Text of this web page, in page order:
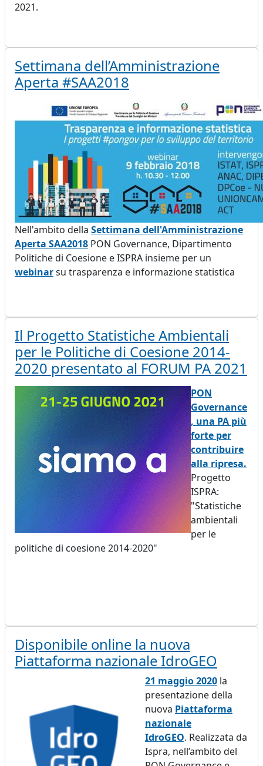
2021.
Settimana dell’Amministrazione
Aperta #SAA2018
Nell'ambito della Settimana dell'Amministrazione
Aperta SAA2018 PON Governance, Dipartimento
Politiche di Coesione e ISPRA insieme per un
webinarsu trasparenza e informazione statistica
Il Progetto Statistiche Ambientali
per le Politiche di Coesione 2014-
2020 presentato al FORUM PA 2021
PON
Governance
, una PA più
forte per
contribuire
alla ripresa.
Progetto
ISPRA:
"Statistiche
ambientali
per le
politiche di coesione 2014-2020"
Disponibile online la nuova
Piattaforma nazionale IdroGEO
21 maggio 2020 la
presentazione della
nuova Piattaforma
nazionale
IdroGEO. Realizzata da
Ispra, nell’ambito del